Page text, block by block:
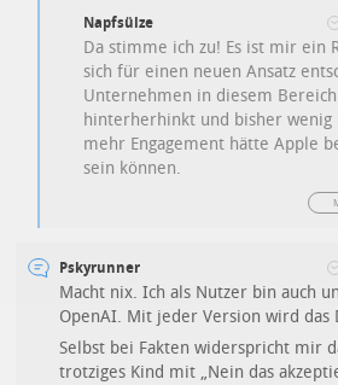
Napfsülze
Da stimme ich zu! Es ist mir ein
sich für einen neuen Ansatz
Unternehmen in diesem
hinterherhinkt und bisher
mehr Engagement hätte Apple
sein können.
Pskyrunner
Macht nix. Ich als Nutzer bin auch
OpenAI. Mit jeder Version wird das
Selbst bei Fakten widerspricht mir
trotziges Kind mit „Nein das